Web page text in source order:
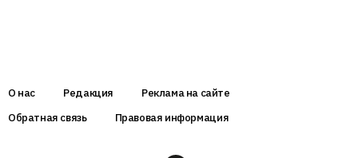
О нас Редакция
Реклама на сайте
Обратная связь
Правовая информация